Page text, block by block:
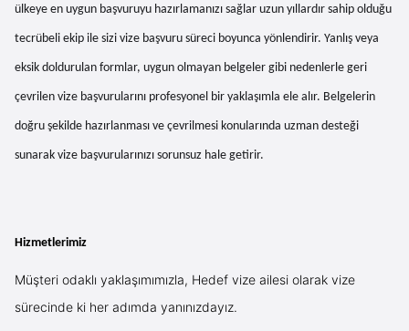
ülkeye en uygun başvuruyu hazırlamanızı sağlar uzun yıllardır sahip olduğu
tecrübeli ekip ile sizi vize başvuru süreci boyunca yönlendirir. Yanlış veya
eksik doldurulan formlar, uygun olmayan belgeler gibi nedenlerle geri
çevrilen vize başvurularını profesyonel bir yaklaşımla ele alır. Belgelerin
doğru şekilde hazırlanması ve çevrilmesi konularında uzman desteği
sunarak vize başvurularınızı sorunsuz hale getirir.
Hizmetlerimiz
Müşteri odaklı yaklaşımımızla, Hedef vize ailesi olarak vize
sürecinde ki her adımda yanınızdayız.